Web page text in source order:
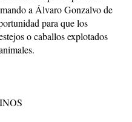
a Álvaro Gonzalvo de
para que los
o caballos explotados